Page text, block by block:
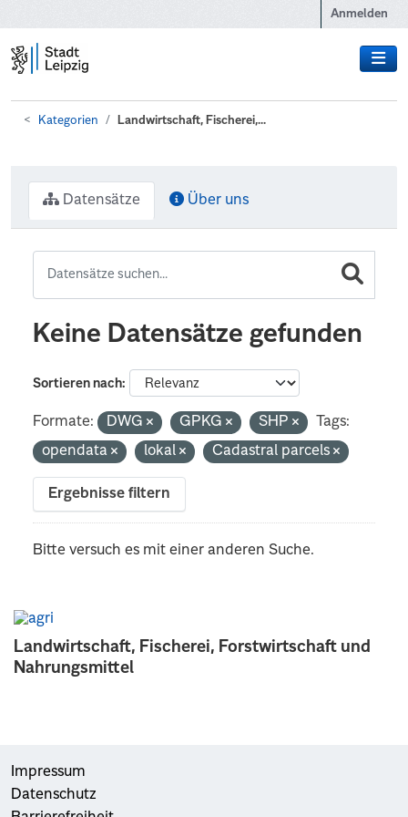
Anmelden
Kategorien Landwirtschaft, Fischerei,...
Landwirtschaft, Fischerei, Forstwirtschaft und
Nahrungsmittel
Datensätze Über uns
Keine Datensätze gefunden
Sortieren nach
Formate: DWG GPKG SHP
Tags:
opendata
lokal Cadastral parcels
Ergebnisse filtern
Bitte versuch es mit einer anderen Suche.
Impressum
Datenschutz